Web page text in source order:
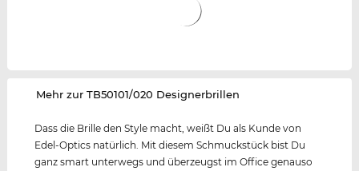
‌Mehr zur TB50101/020 Designerbrillen
Dass die Brille den Style macht, weißt Du als Kunde von
Edel-Optics natürlich. Mit diesem Schmuckstück bist Du
ganz smart unterwegs und überzeugst im Office genauso